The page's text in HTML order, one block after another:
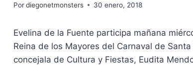
Pordiegonetmonsters 30 enero, 2018
Evelina de la Fuente participa mañana
Reina de los Mayores del Carnaval de
concejala de Cultura y Fiestas, Eudita